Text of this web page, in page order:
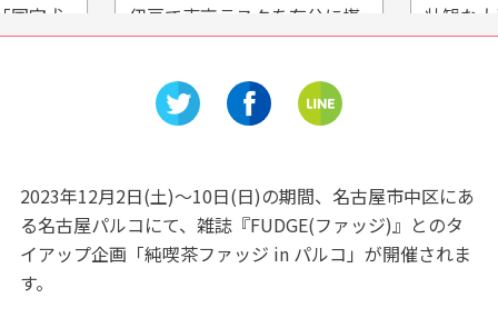
分に堪
京ラス
壮観な大海原は迫力満点！静
岡最南端にある絶景スポット
高さ
張旭の
2023年12月2日(土)～10日(日)の期間、名古屋市中区にあ
る名古屋パルコにて、雑誌『FUDGE(ファッジ)』とのタ
イアップ企画「純喫茶ファッジ in パルコ」が開催されま
す。